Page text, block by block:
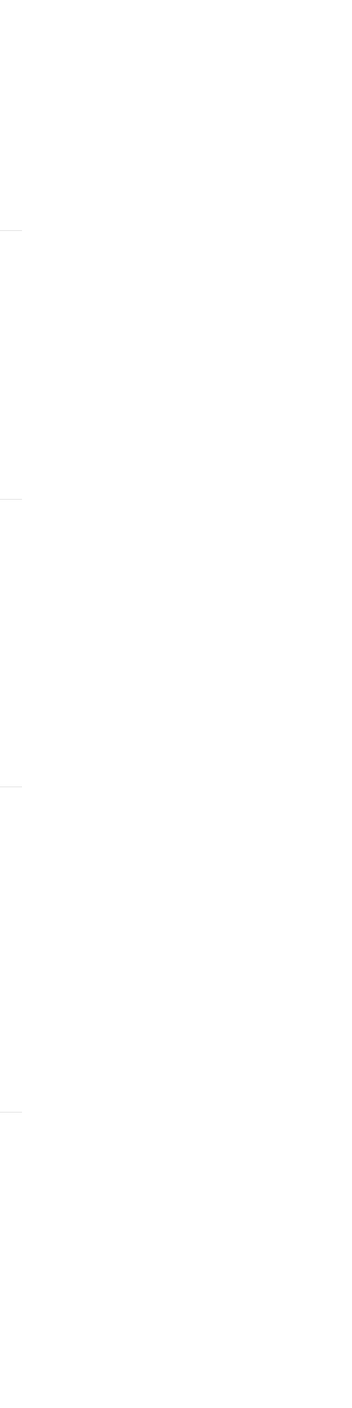
amtlich erlaubt